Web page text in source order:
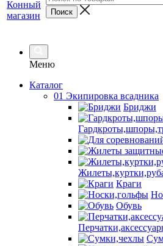
Меню
Каталог
01 Экипировка всадника
Бриджи
Краги
Обувь